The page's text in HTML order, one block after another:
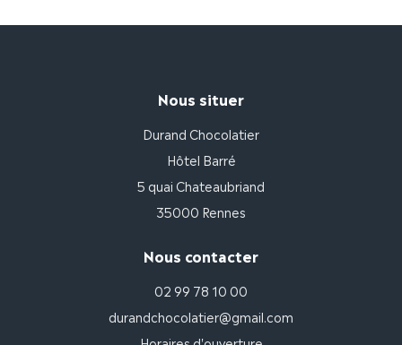
Nous situer
Durand Chocolatier
Hôtel Barré
5 quai Chateaubriand
35000 Rennes
Nous contacter
02 99 78 10 00
durandchocolatier@gmail.com